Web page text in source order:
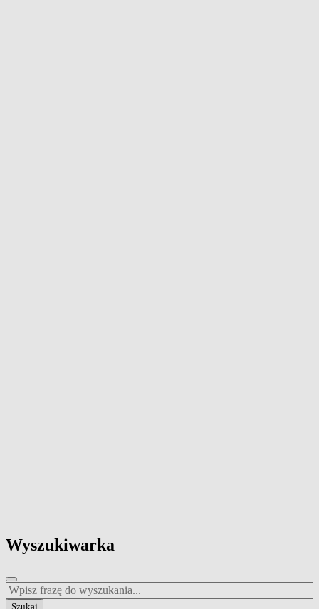
Wpisz frazę, aby przeszukać zawartość strony. Naciśnij klawisz
Wyszukiwarka
Wpisz frazę do wyszukania
Szukaj